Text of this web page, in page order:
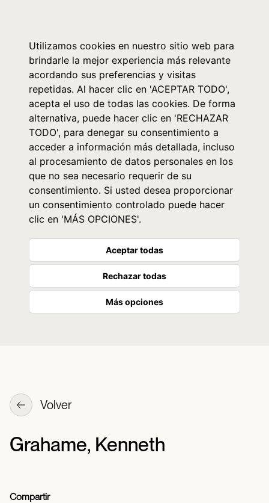
Utilizamos cookies en nuestro sitio web para
brindarle la mejor experiencia más relevante
acordando sus preferencias y visitas
repetidas. Al hacer clic en 'ACEPTAR TODO',
acepta el uso de todas las cookies. De forma
alternativa, puede hacer clic en 'RECHAZAR
TODO', para denegar su consentimiento a
acceder a información más detallada, incluso
al procesamiento de datos personales en los
que no sea necesario requerir de su
consentimiento. Si usted desea proporcionar
un consentimiento controlado puede hacer
clic en 'MÁS OPCIONES'.
Aceptar todas
Rechazar todas
Más opciones
Volver
Grahame, Kenneth
Compartir